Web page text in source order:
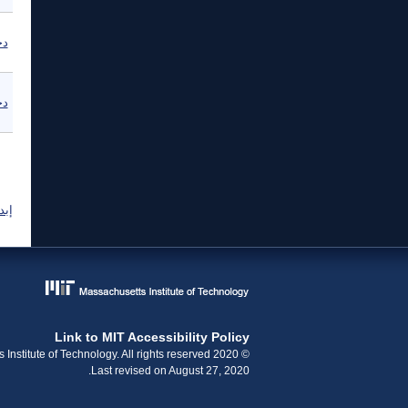
Link to MIT Accessibility Policy
© 2020 Massachusetts Institute of Technology. All rights reserved.
Last revised on August 27, 2020.